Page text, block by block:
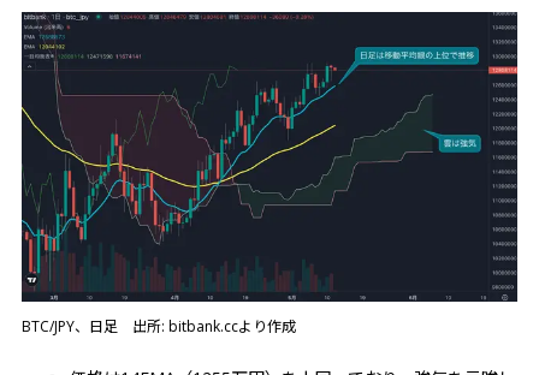
BTC/JPY、日足 出所: bitbank.ccより作成